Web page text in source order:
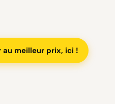
au meilleur prix, ici !